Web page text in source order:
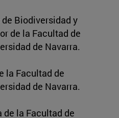
Biodiversidad y
de la Facultad de
de Navarra.
la Facultad de
de Navarra.
de la Facultad de